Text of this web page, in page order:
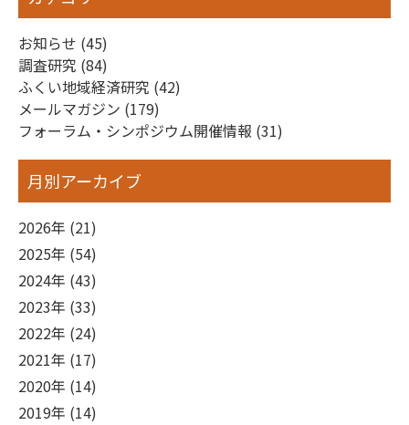
お知らせ (45)
調査研究 (84)
ふくい地域経済研究 (42)
メールマガジン (179)
フォーラム・シンポジウム開催情報 (31)
月別アーカイブ
2026年 (21)
2025年 (54)
2024年 (43)
2023年 (33)
2022年 (24)
2021年 (17)
2020年 (14)
2019年 (14)